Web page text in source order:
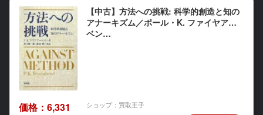
【中古】方法への挑戦: 科学的創造と知の
アナーキズム／ポール・K. ファイヤアー
ベン…
価格：6,331
ショップ：買取王子